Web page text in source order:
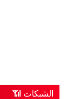
الشبكات 📶